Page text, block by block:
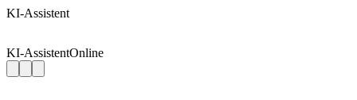
KI-Assistent
KI-AssistentOnline